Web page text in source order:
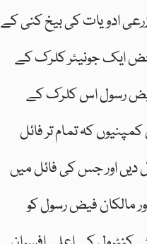
ادویات کی بیخ کنی کے
ایک جونیئر کلرک کے
فیض رسول اس کلرک کے
کہ تمام تر فائل
دیں اور جس کی فائل میں
مالکان فیض رسول کو